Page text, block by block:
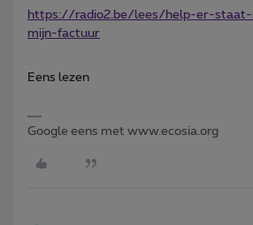
https://radio2.be/lees/help-er-
mijn-factuur
Eens lezen
Google eens met www.ecosia.org